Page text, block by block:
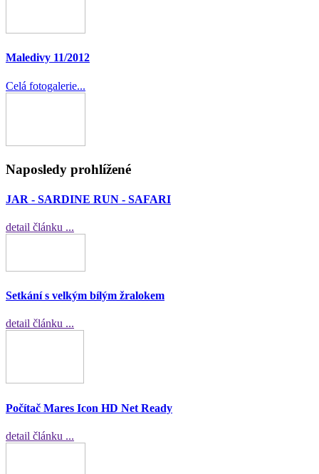
Maledivy 11/2012
Celá fotogalerie...
Naposledy prohlížené
JAR - SARDINE RUN - SAFARI
detail článku ...
Setkání s velkým bílým žralokem
detail článku ...
Počítač Mares Icon HD Net Ready
detail článku ...